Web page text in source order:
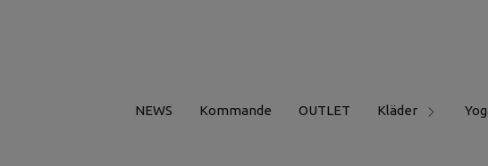
NEWS Kommande OUTLET Kläder